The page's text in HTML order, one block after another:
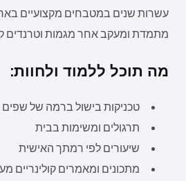
עשרות שנים במטבחים מקצועיים
מתמדת ומעקב אחר מגמות וטרנדים
מה תוכל ללמוד ולחוות:
טכניקות בישול ברמה של שפים
תרגולים ומשימות בבית
שיעורים לפי רמתך האישית
מתכונים ומאמרים קולינריים